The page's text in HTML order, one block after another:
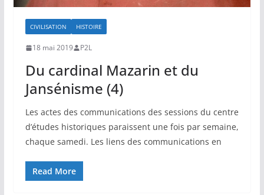
CIVILISATION HISTOIRE
18 mai 2019 P2L
Du cardinal Mazarin et du
Jansénisme (4)
Les actes des communications des sessions du centre
d’études historiques paraissent une fois par semaine,
chaque samedi. Les liens des communications en
Read More